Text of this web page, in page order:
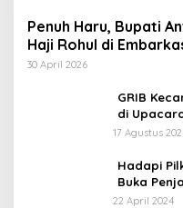
Penuh Haru, Bupati
Haji Rohul di
30 April 2026
GRIB
di
Rokan
17 Agustus
Hadapi
Buka
22 April 2024